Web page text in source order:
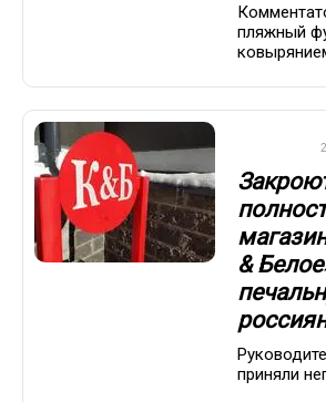
пляжный
&
приняли